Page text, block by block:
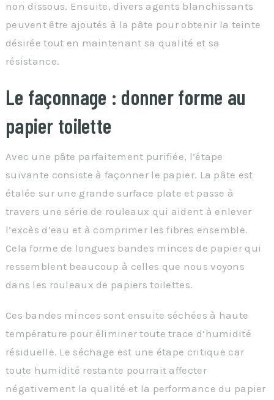
non dissous. Ensuite, divers agents blanchissants
peuvent être ajoutés à la pâte pour obtenir la teinte
désirée tout en maintenant sa qualité et sa
résistance.
Le façonnage : donner forme au
papier toilette
Avec une pâte parfaitement purifiée, l’étape
suivante consiste à façonner le papier. La pâte est
étalée sur une grande surface plate et passe à
travers une série de rouleaux qui aident à enlever
l’excès d’eau et à comprimer les fibres ensemble.
Cela forme de longues bandes minces de papier qui
ressemblent beaucoup à celles que nous voyons
dans les rouleaux de papiers toilettes.
Ces bandes minces sont ensuite séchées à haute
température pour éliminer toute trace d’humidité
résiduelle. Le séchage est une étape critique car
toute humidité restante pourrait affecter
négativement la qualité et la performance du papier